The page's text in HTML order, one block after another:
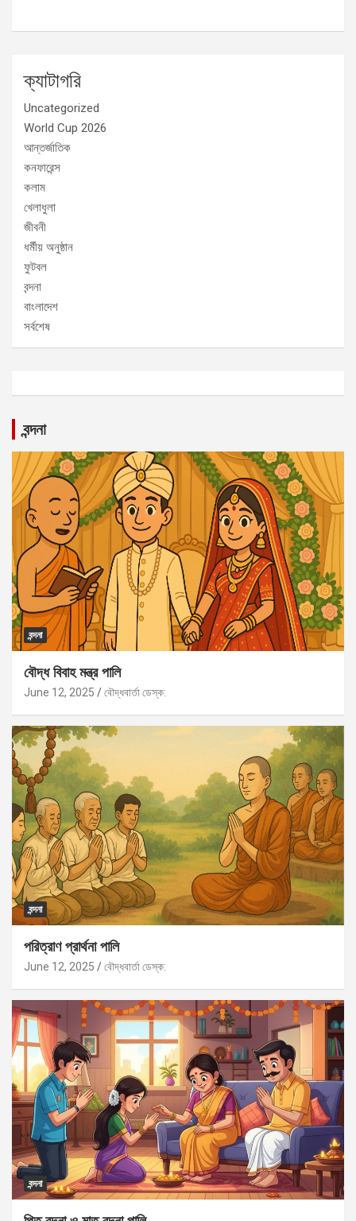
ক্যাটাগরি
Uncategorized
World Cup 2026
আন্তর্জাতিক
কনফারেন্স
কলাম
খেলাধুলা
জীবনী
ধর্মীয় অনুষ্ঠান
ফুটবল
বন্দনা
বাংলাদেশ
সর্বশেষ
বন্দনা
বন্দনা
বৌদ্ধ বিবাহ মন্ত্র পালি
June 12, 2025 বৌদ্ধবার্তা ডেস্ক:
বন্দনা
পরিত্রাণ প্রার্থনা পালি
June 12, 2025 বৌদ্ধবার্তা ডেস্ক:
বন্দনা